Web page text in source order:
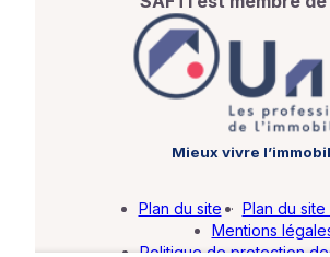
Mieux vivre
Plan du site · Plan du
Mentions
Politique de protection